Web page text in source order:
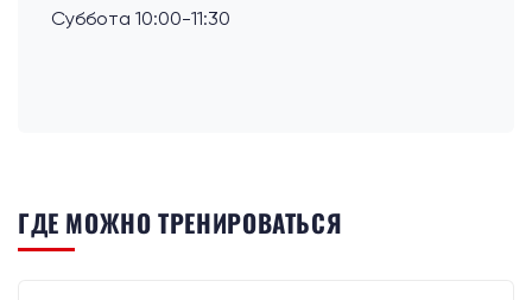
Суббота 10:00-11:30
ГДЕ МОЖНО ТРЕНИРОВАТЬСЯ